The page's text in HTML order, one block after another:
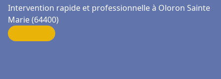
Intervention rapide et professionnelle à Oloron Sainte
Marie (64400)